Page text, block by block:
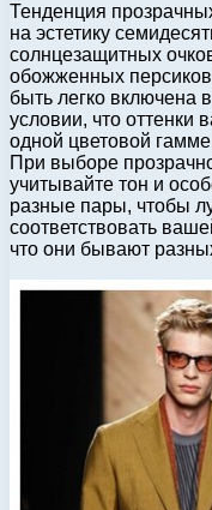
Тенденция
на эстетику
солнцезащитных
обожженных персиков
быть легко включена
условии, что
одной цветовой
При выборе
учитывайте тон и
разные пары, чтобы
соответствовать
что они бывают